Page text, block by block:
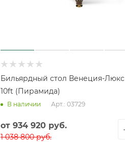
Бильярдный стол Венеция-Люкс
10ft (Пирамида)
В наличии Арт.: 03729
от 934 920 руб.
1 038 800 руб.